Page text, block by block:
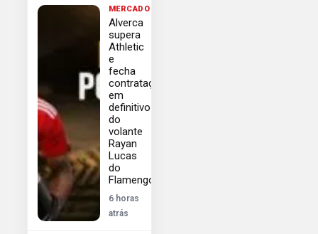
MERCADO
Alverca
supera
Athletic
e
fecha
contratação
em
definitivo
do
volante
Rayan
Lucas
do
Flamengo
6 horas
atrás